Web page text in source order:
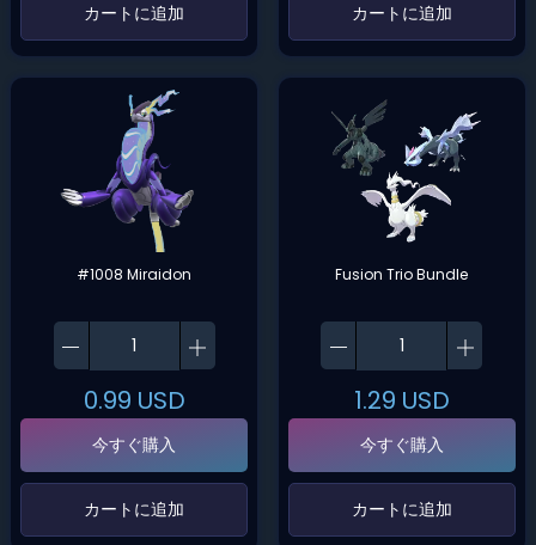
‌カートに追加‌ ‌カートに追加‌
#1008 Miraidon
0.99 USD
今すぐ購入
‌カートに追加‌
Fusion Trio Bundle
1.29 USD
今すぐ購入
‌カートに追加‌